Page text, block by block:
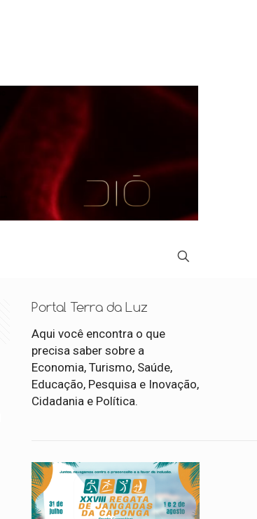
Portal Terra da Luz
Aqui você encontra o que
precisa saber sobre a
Economia, Turismo, Saúde,
Educação, Pesquisa e Inovação,
Cidadania e Política.